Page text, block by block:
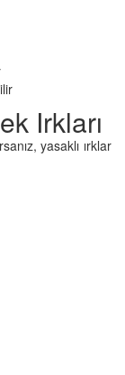
Irkları
yasaklı ırklar